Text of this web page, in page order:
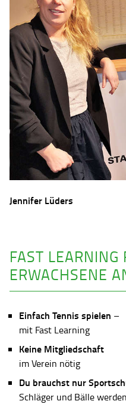
Jennifer Lüders
FAST LEARNING
ERWACHSENE
Einfach Tennis spielen –
mit Fast Learning
Keine Mitgliedschaft
im Verein nötig
Du brauchst nur
Schläger und Bälle